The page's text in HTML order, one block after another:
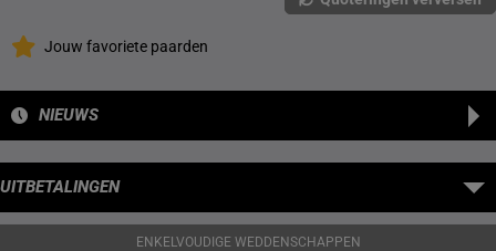
Jouw favoriete paarden
NIEUWS
UITBETALINGEN
ENKELVOUDIGE WEDDENSCHAPPEN